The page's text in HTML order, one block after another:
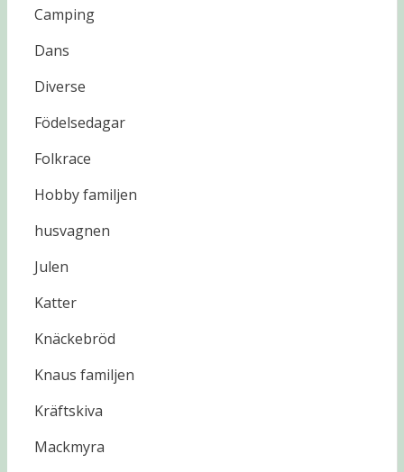
Camping
Dans
Diverse
Födelsedagar
Folkrace
Hobby familjen
husvagnen
Julen
Katter
Knäckebröd
Knaus familjen
Kräftskiva
Mackmyra